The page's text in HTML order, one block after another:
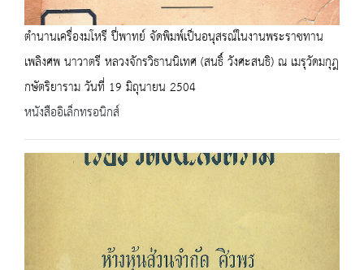
ตำนานเครื่องมโหรี ปี่พาทย์ จัดพิมพ์เป็นอนุสรณ์ในงานพระราชทาน
เพลิงศพ นาวาตรี หลวงจักรวิธานนิเทศ (สนธิ์ วังศะสนธิ) ณ เมรุวัดมกุฎ
กษัตริยาราม วันที่ 19 มิถุนายน 2504
หนังสืออิเล็กทรอนิกส์